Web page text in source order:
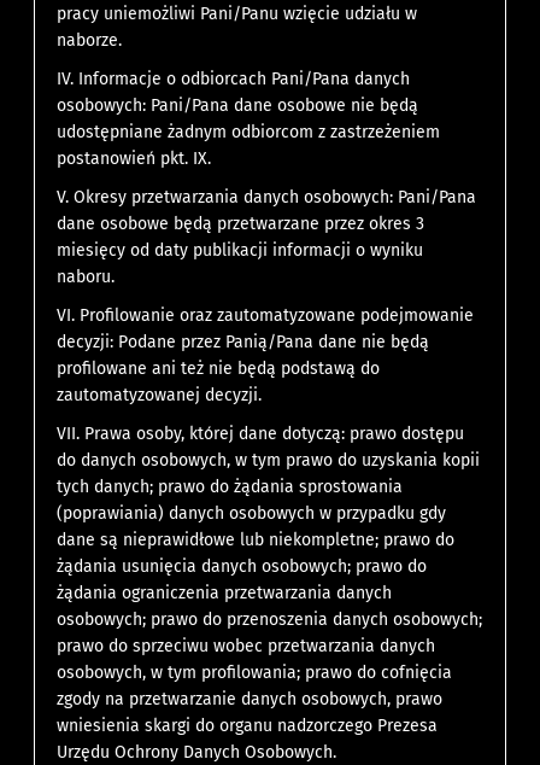
pracy uniemożliwi Pani/Panu wzięcie udziału w
naborze.
IV. Informacje o odbiorcach Pani/Pana danych
osobowych: Pani/Pana dane osobowe nie będą
udostępniane żadnym odbiorcom z zastrzeżeniem
postanowień pkt. IX.
V. Okresy przetwarzania danych osobowych: Pani/Pana
dane osobowe będą przetwarzane przez okres 3
miesięcy od daty publikacji informacji o wyniku
naboru.
VI. Profilowanie oraz zautomatyzowane podejmowanie
decyzji: Podane przez Panią/Pana dane nie będą
profilowane ani też nie będą podstawą do
zautomatyzowanej decyzji.
VII. Prawa osoby, której dane dotyczą: prawo dostępu
do danych osobowych, w tym prawo do uzyskania kopii
tych danych; prawo do żądania sprostowania
(poprawiania) danych osobowych w przypadku gdy
dane są nieprawidłowe lub niekompletne; prawo do
żądania usunięcia danych osobowych; prawo do
żądania ograniczenia przetwarzania danych
osobowych; prawo do przenoszenia danych osobowych;
prawo do sprzeciwu wobec przetwarzania danych
osobowych, w tym profilowania; prawo do cofnięcia
zgody na przetwarzanie danych osobowych, prawo
wniesienia skargi do organu nadzorczego Prezesa
Urzędu Ochrony Danych Osobowych.